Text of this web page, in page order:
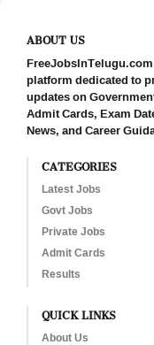
ABOUT US
platform dedicated to
updates on
Admit Cards, Exam
News, and Career
CATEGORIES
Latest Jobs
Govt Jobs
Private Jobs
Admit Cards
Results
QUICK LINKS
About Us